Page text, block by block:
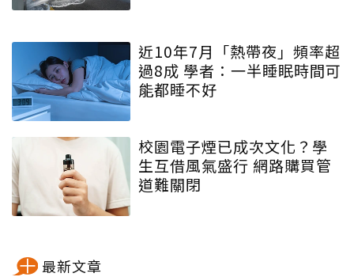
近10年7月「熱帶夜」頻率超
過8成 學者：一半睡眠時間可
能都睡不好
校園電子煙已成次文化？學
生互借風氣盛行 網路購買管
道難關閉
最新文章